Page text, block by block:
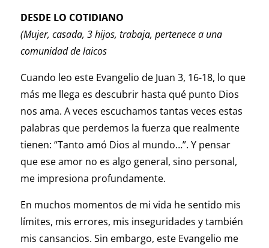
DESDE LO COTIDIANO
(Mujer, casada, 3 hijos, trabaja, pertenece a una
comunidad de laicos
Cuando leo este Evangelio de Juan 3, 16-18, lo que
más me llega es descubrir hasta qué punto Dios
nos ama. A veces escuchamos tantas veces estas
palabras que perdemos la fuerza que realmente
tienen: “Tanto amó Dios al mundo…”. Y pensar
que ese amor no es algo general, sino personal,
me impresiona profundamente.
En muchos momentos de mi vida he sentido mis
límites, mis errores, mis inseguridades y también
mis cansancios. Sin embargo, este Evangelio me